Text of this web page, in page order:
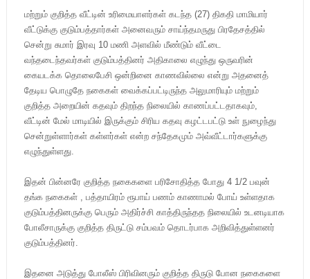
மற்றும் குறித்த வீட்டின் உரிமையாளர்கள் கடந்த (27) திகதி மாமியார்
வீட்டுக்கு குடும்பத்தார்கள் அனைவரும் சாய்ந்தமருது பிரதேசத்தில்
சென்று சுமார் இரவு 10 மணி அளவில் மீண்டும் வீட்டை
வந்தடைந்தவர்கள் குடும்பத்தினர் அதிகாலை எழுந்து ஒருவரின்
கையடக்க தொலைபேசி ஒன்றினை காணவில்லை என்று அதனைத்
தேடிய பொழுதே நகைகள் வைக்கப்பட்டிருந்த அலுமாரியும் மற்றும்
குறித்த அறையின் கதவும் திறந்த நிலையில் காணப்பட்டதாகவும்,
வீட்டின் மேல் மாடியில் இருக்கும் சிரிய கதவு கழட்டபட்டு உள் நுழைந்து
சென்றுள்ளார்கள் கள்ளர்கள் என்ற சந்தேகமும் அவ்வீட்டார்களுக்கு
எழுந்துள்ளது.
இதன் பின்னரே குறித்த நகைகளை பரிசோதித்த போது 4 1/2 பவுன்
தங்க நகைகள் , பத்தாயிரம் ரூபாய் பணம் காணாமல் போய் உள்ளதாக
குடும்பத்தினருக்கு பெரும் அதிர்ச்சி காத்திருந்தத நிலையில் உடனடியாக
போலீசாருக்கு குறித்த திருட்டு சம்பவம் தொடர்பாக அறிவித்துள்ளனர்
குடும்பத்தினர்.
இதனை அடுத்து போலீஸ் பிரிவினரும் குறித்த திருடு போன நகைகளை